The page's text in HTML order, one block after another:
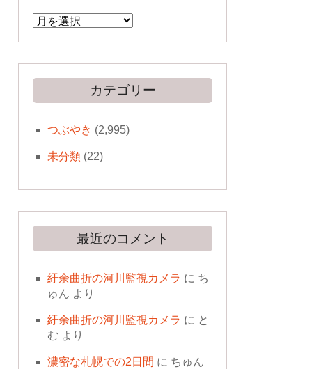
ア
ー
カ
カテゴリー
つぶやき (2,995)
未分類(22)
最近のコメント
紆余曲折の河川監視カメラ に ち
ゅん より
紆余曲折の河川監視カメラ に と
む より
濃密な札幌での2日間 に ちゅん